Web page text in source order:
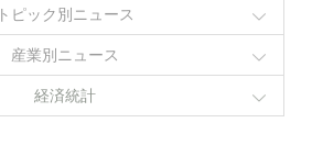
トピック別ニュース
産業別ニュース
経済統計